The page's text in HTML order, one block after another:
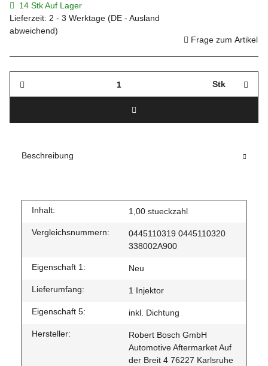
14 Stk Auf Lager
Lieferzeit: 2 - 3 Werktage (DE - Ausland
abweichend)
Frage zum Artikel
Stk
Beschreibung
Inhalt: 1,00 stueckzahl
Vergleichsnummern:
0445110319 0445110320
338002A900
Eigenschaft 1: Neu
Lieferumfang: 1 Injektor
Eigenschaft 5: inkl. Dichtung
Hersteller:
Robert Bosch GmbH
Automotive Aftermarket Auf
der Breit 4 76227 Karlsruhe